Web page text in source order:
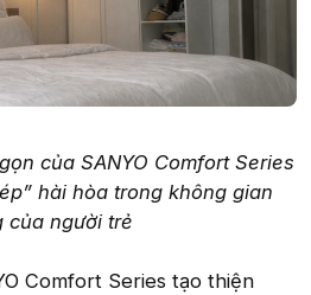
của SANYO Comfort Series
hài hòa trong không gian
của người trẻ
Comfort Series tạo thiện